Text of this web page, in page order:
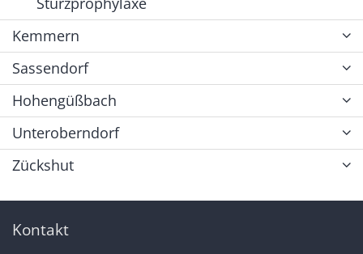
Kemmern
Sassendorf
Hohengüßbach
Unteroberndorf
Zückshut
Kontakt